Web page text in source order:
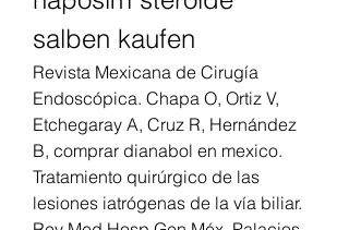
salben kaufen
Revista Mexicana de Cirugía
Endoscópica. Chapa O, Ortiz V,
Etchegaray A, Cruz R, Hernández
B, comprar dianabol en mexico.
Tratamiento quirúrgico de las
lesiones iatrógenas de la vía biliar.